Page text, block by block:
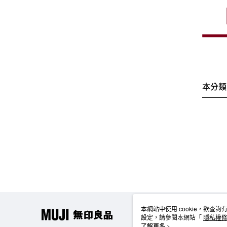
本分
本網站中使用 cookie，欲查詢
設定，請參閱本網站「 隱私權